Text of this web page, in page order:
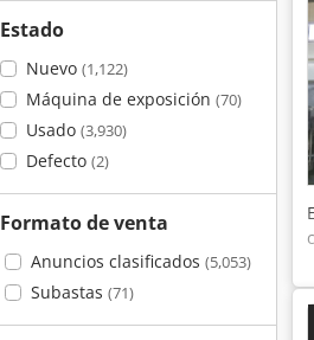
Estado
Nuevo (1,122)
Máquina de exposición (70)
Usado (3,930)
Defecto (2)
Formato de venta
Anuncios clasificados (5,053)
Subastas (71)